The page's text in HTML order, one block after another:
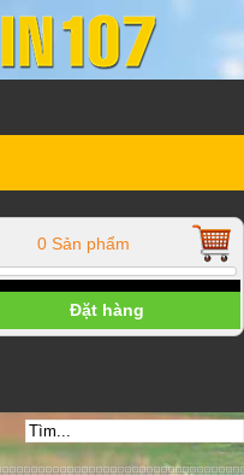
0 Sản phẩm
Đặt hàng